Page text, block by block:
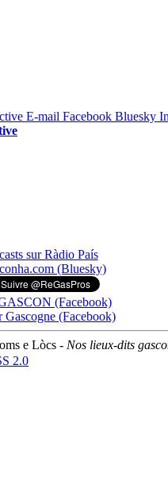
sur Ràdio País
(Bluesky)
(Facebook)
Gascogne (Facebook)
e Lòcs - Nos lieux-dits
2.0